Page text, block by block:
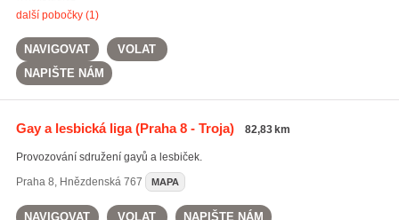
další pobočky (1)
NAVIGOVAT
VOLAT
NAPIŠTE NÁM
Gay a lesbická liga(Praha 8 - Troja) 82,83 km
Provozování sdružení gayů a lesbiček.
Praha 8, Hnězdenská 767 MAPA
NAVIGOVAT VOLAT NAPIŠTE NÁM